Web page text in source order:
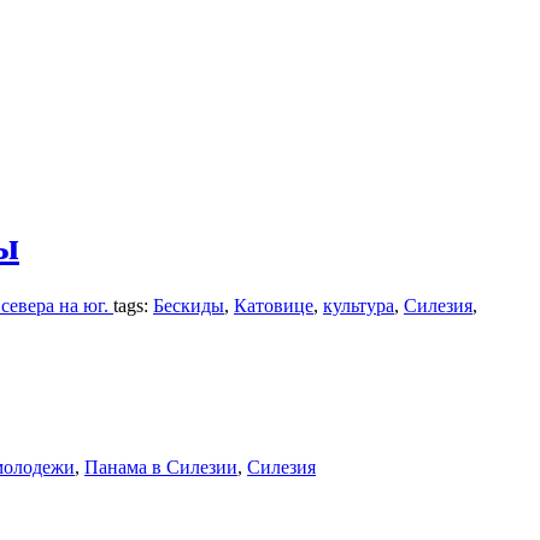
на юг. tags: Бескиды, Катовице, культура, Силезия,
, Панама в Силезии, Силезия